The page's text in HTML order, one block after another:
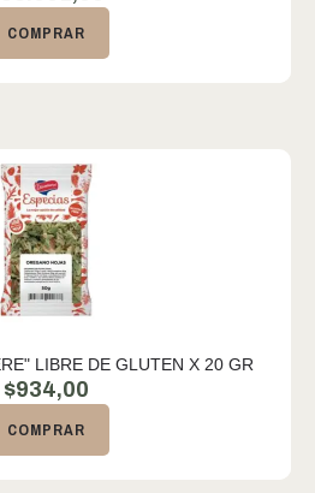
COMPRAR
OREGANO "DICOMERE" LIBRE DE GLUTEN X 20 GR
$934,00
COMPRAR